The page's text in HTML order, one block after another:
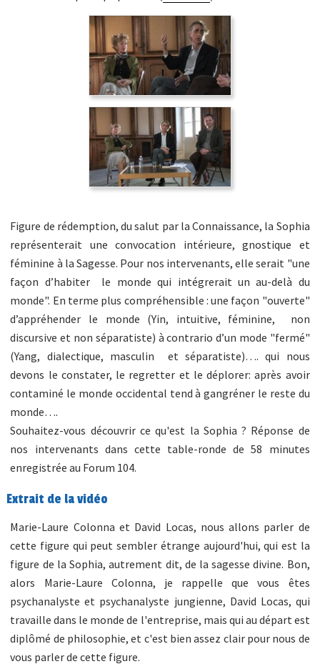
Figure de rédemption, du salut par la Connaissance, la Sophia
représenterait une convocation intérieure, gnostique et
féminine à la Sagesse. Pour nos intervenants, elle serait "une
façon d’habiter le monde qui intégrerait un au-delà du
monde". En terme plus compréhensible : une façon "ouverte"
d’appréhender le monde (Yin, intuitive, féminine, non
discursive et non séparatiste) à contrario d’un mode "fermé"
(Yang, dialectique, masculin et séparatiste)…. qui nous
devons le constater, le regretter et le déplorer: après avoir
contaminé le monde occidental tend à gangréner le reste du
monde….
Souhaitez-vous découvrir ce qu'est la Sophia ? Réponse de
nos intervenants dans cette table-ronde de 58 minutes
enregistrée au Forum 104.
Extrait de la vidéo
Marie-Laure Colonna et David Locas, nous allons parler de
cette figure qui peut sembler étrange aujourd'hui, qui est la
figure de la Sophia, autrement dit, de la sagesse divine. Bon,
alors Marie-Laure Colonna, je rappelle que vous êtes
psychanalyste et psychanalyste jungienne, David Locas, qui
travaille dans le monde de l'entreprise, mais qui au départ est
diplômé de philosophie, et c'est bien assez clair pour nous de
vous parler de cette figure.